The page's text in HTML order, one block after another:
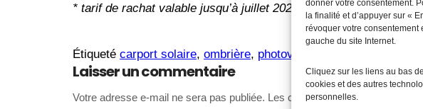
donner votre consentement.
la finalité et d’appuyer sur «
révoquer votre
gauche du site Internet.
Cliquez sur les liens au bas
cookies et des autres
personnelles.
* tarif de rachat valable jusqu’à juillet 2023. Nous attendons
Étiqueté carport solaire, ombrière, photovoltaïque parking
Laisser un commentaire
Votre adresse e-mail ne sera pas publiée. Les champs obligatoires sont